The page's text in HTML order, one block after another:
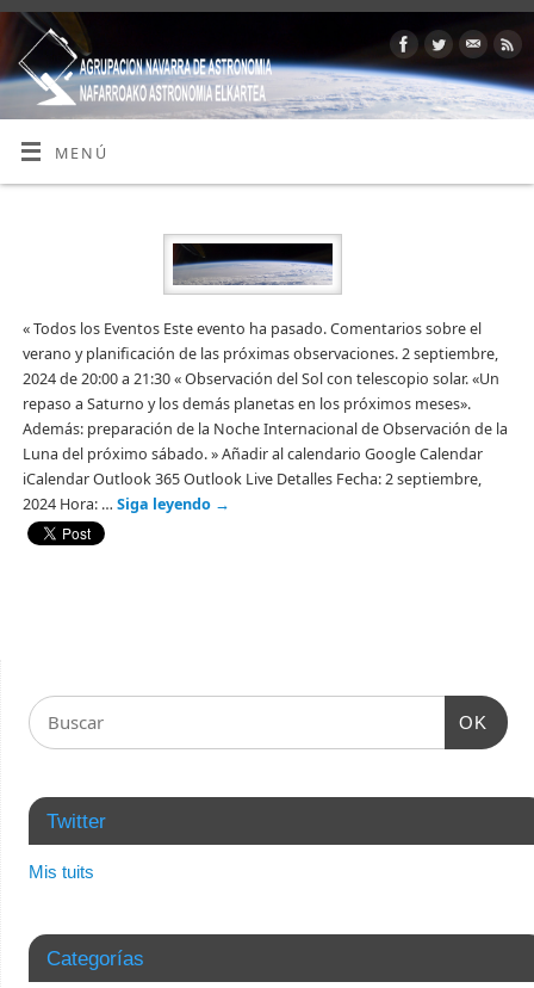
MENÚ
« Todos los Eventos Este evento ha pasado. Comentarios sobre el
verano y planificación de las próximas observaciones. 2 septiembre,
2024 de 20:00 a 21:30 « Observación del Sol con telescopio solar. «Un
repaso a Saturno y los demás planetas en los próximos meses».
Además: preparación de la Noche Internacional de Observación de la
Luna del próximo sábado. » Añadir al calendario Google Calendar
iCalendar Outlook 365 Outlook Live Detalles Fecha: 2 septiembre,
2024 Hora: … Siga leyendo →
OK
Twitter
Mis tuits
Categorías